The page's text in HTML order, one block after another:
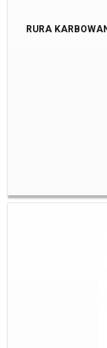
RURA